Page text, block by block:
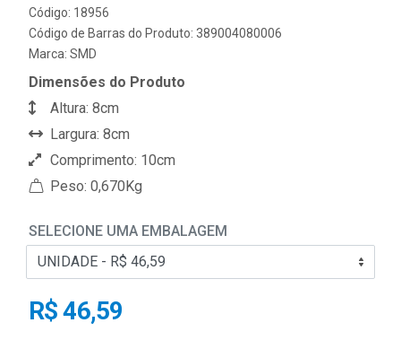
Código: 18956
Código de Barras do Produto: 389004080006
Marca: SMD
Dimensões do Produto
Altura: 8cm
Largura: 8cm
Comprimento: 10cm
Peso: 0,670Kg
SELECIONE UMA EMBALAGEM
R$ 46,59